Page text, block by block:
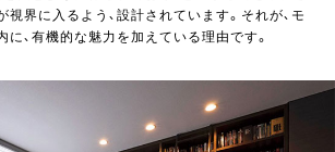
界に入るよう、設計されています。それが、モ
、有機的な魅力を加えている理由です。